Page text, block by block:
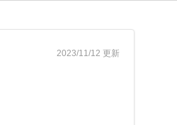
2023/11/12 更新